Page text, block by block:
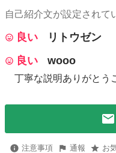
自己紹介文が設定されて
良い
リトウゼン
良い
wooo
丁寧な説明ありがとう
注意事項 通報 お